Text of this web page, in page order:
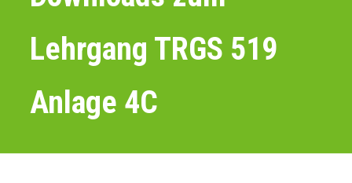
Lehrgang TRGS 519
Anlage 4C